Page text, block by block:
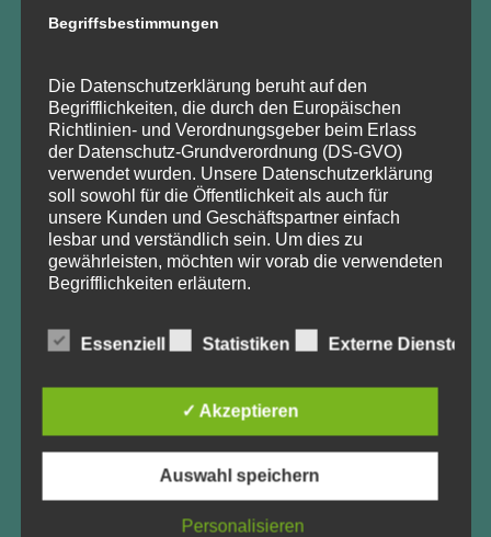
Zusammenschlüsse“ – kurz
Rahmen des Projektes
KomSilva
ins Leben gerufen, das
mit Mitteln des Bundesministeriums für Ernährung und
Landwirtschaft aufgrund eines Beschlusses des Deutschen
Bundestages gefördert wurde (FKZ: 22011917). Zeitraum
der Förderung: August 2017 – Januar 2020.
FÖRDERHINWEIS
Bundesministeriums für Ernährung und Landwirtschaft
Bundestages. (FKZ 2220NR096)
Begriffsbestimmungen
Die Datenschutzerklärung beruht auf den
Begrifflichkeiten, die durch den Europäischen
Richtlinien- und Verordnungsgeber beim Erlass
der Datenschutz-Grundverordnung (DS-GVO)
verwendet wurden. Unsere Datenschutzerklärung
soll sowohl für die Öffentlichkeit als auch für
unsere Kunden und Geschäftspartner einfach
lesbar und verständlich sein. Um dies zu
gewährleisten, möchten wir vorab die verwendeten
Begrifflichkeiten erläutern.
unter anderem die folgenden Begriffe:
a) personenbezogene Daten
Personenbezogene Daten sind alle
Informationen, die sich auf eine identifizierte oder
Essenziell Statistiken Externe Dienste
✓ Akzeptieren
Auswahl speichern
Personalisieren